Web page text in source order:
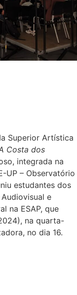
Superior Artística
Costa dos
integrada na
UP – Observatório
estudantes dos
e
na ESAP, que
na quarta-
no dia 16.